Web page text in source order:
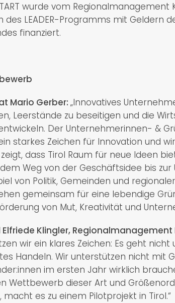
wurde vom
des LEADER-Programms mit Geldern
finanziert.
Mario Gerber: „Innovatives
Leerstände zu beseitigen und die
Der Unternehmerinnen- &
ein starkes Zeichen für Innovation und
dass Tirol Raum für neue Ideen
Weg von der Geschäftsidee bis
von Politik, Gemeinden und
gemeinsam für eine lebendige
von Mut, Kreativität und
Klingler, Regionalmanagement
wir ein klares Zeichen: Es geht
Handeln. Wir unterstützen nicht mit
im ersten Jahr wirklich
Wettbewerb dieser Art und
es zu einem Pilotprojekt in Tirol.“